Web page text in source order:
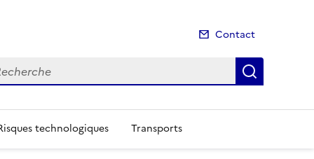
Contact
technologiques Transports